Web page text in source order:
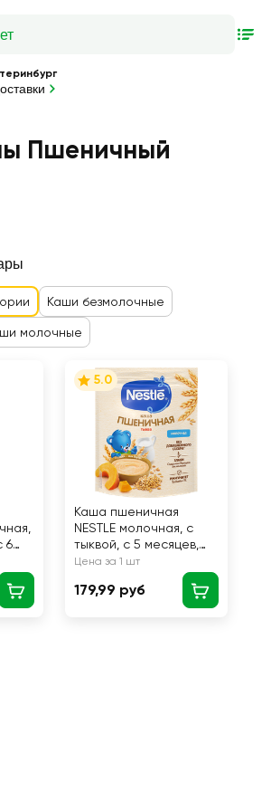
Пшеничный
Каши безмолочные
молочные
6
5.0
Каша пшеничная
NESTLE молочная, с
тыквой, с 5 месяцев,
200г
Цена за 1 шт
179,99 руб